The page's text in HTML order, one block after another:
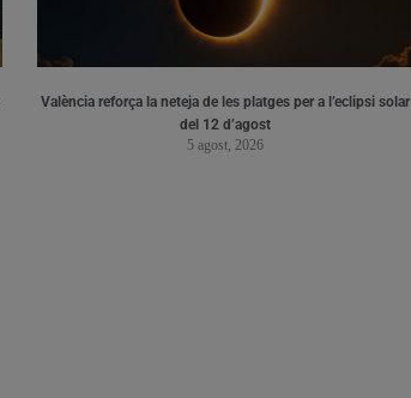
València reforça la neteja de les platges per a l’eclipsi solar
del 12 d’agost
5 agost, 2026